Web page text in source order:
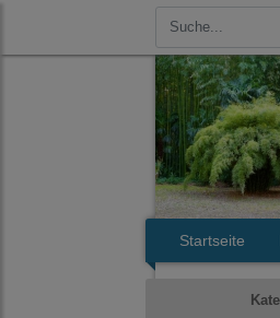
Startseite